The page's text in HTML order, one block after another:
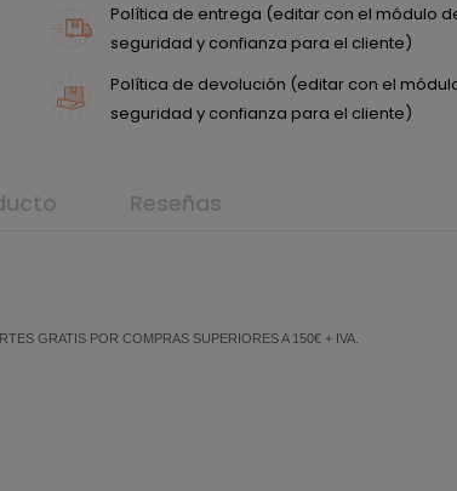
Política de entrega (editar con el módulo
seguridad y confianza para el cliente)
Política de devolución (editar con el
seguridad y confianza para el cliente)
Reseñas
GRATIS POR COMPRAS SUPERIORES A 150€ + IVA.